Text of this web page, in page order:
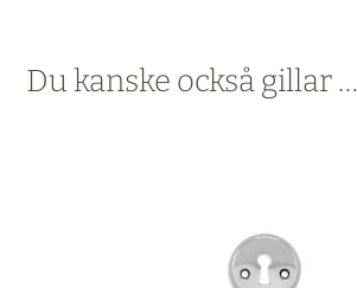
Du kanske också gillar …